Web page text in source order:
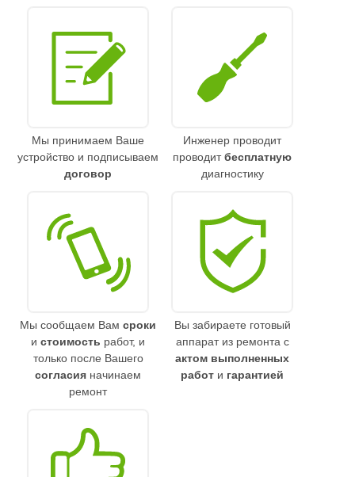
Мы принимаем Ваше
устройство и подписываем
договор
Инженер проводит
проводитбесплатную
диагностику
Мы сообщаем Вам сроки
и стоимость работ, и
только после Вашего
согласия начинаем
ремонт
Вы забираете готовый
аппарат из ремонта с
актом выполненных
работ и гарантией